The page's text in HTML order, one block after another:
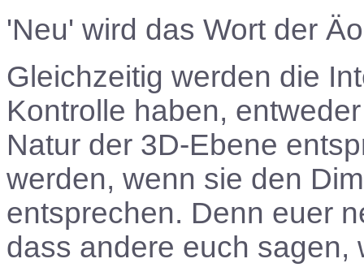
'Neu' wird das Wort der
Gleichzeitig werden die
Kontrolle haben,
Natur der 3D-Ebene
werden, wenn sie den
entsprechen. Denn euer
dass andere euch sagen,